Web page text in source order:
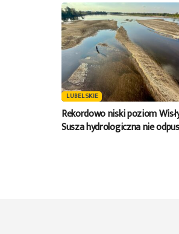
LUBELSKIE
Rekordowo niski poziom
Susza hydrologiczna nie